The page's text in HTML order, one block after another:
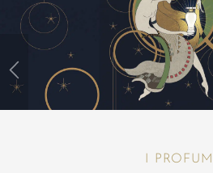
I PROFUMI